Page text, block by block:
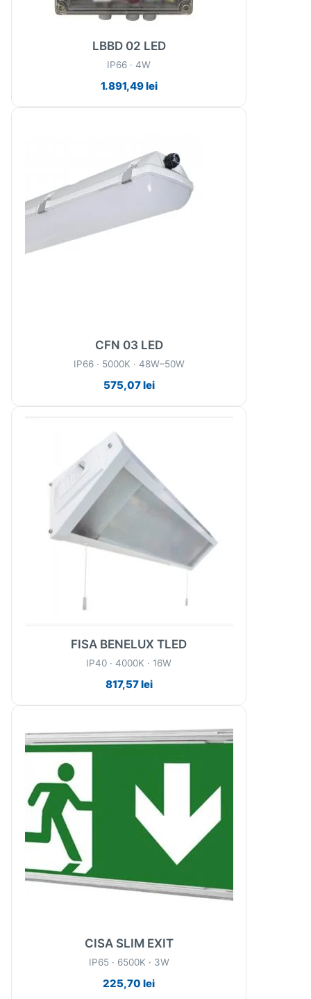
LBBD 02 LED
IP66 · 4W
1.891,49lei
CFN 03 LED
IP66 · 5000K · 48W–50W
575,07lei
FISA BENELUX TLED
IP40 · 4000K · 16W
817,57lei
CISA SLIM EXIT
IP65 · 6500K · 3W
225,70 lei